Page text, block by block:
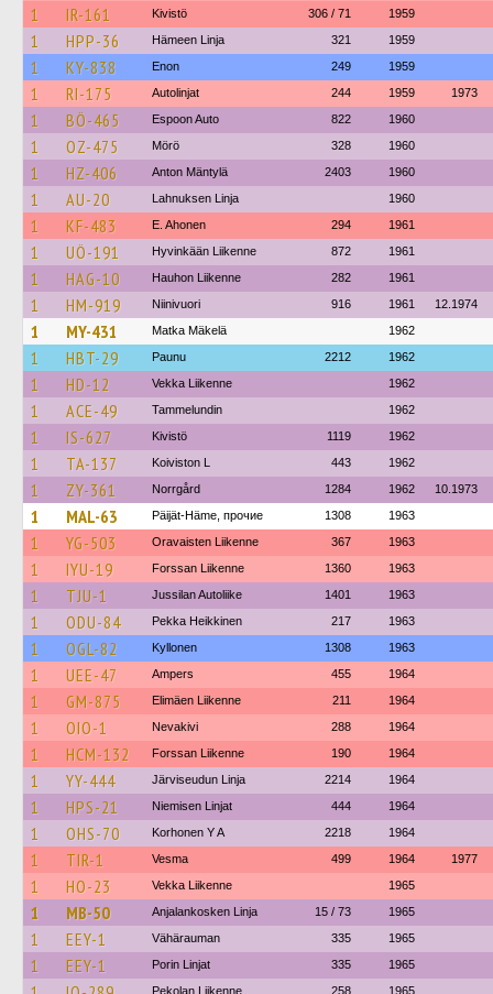
1 IR-161 Kivistö 306 / 71 1959
1 HPP-36 Hämeen Linja 321 1959
1 KY-838 Enon 249 1959
1 RI-175 Autolinjat 244 1959 1973
1 BÖ-465 Espoon Auto 822 1960
1 OZ-475 Mörö 328 1960
1 HZ-406 Anton Mäntylä 2403 1960
1 AU-20 Lahnuksen Linja 1960
1 KF-483 E. Ahonen 294 1961
1 UÖ-191 Hyvinkään Liikenne 872 1961
1 HAG-10 Hauhon Liikenne 282 1961
1 HM-919 Niinivuori 916 1961 12.1974
1 MY-431 Matka Mäkelä 1962
1 HBT-29 Paunu 2212 1962
1 HD-12 Vekka Liikenne 1962
1 ACE-49 Tammelundin 1962
1 IS-627 Kivistö 1119 1962
1 TA-137 Koiviston L 443 1962
1 ZY-361 Norrgård 1284 1962 10.1973
1 MAL-63 Päijät-Häme, прочие 1308 1963
1 YG-503 Oravaisten Liikenne 367 1963
1 IYU-19 Forssan Liikenne 1360 1963
1 TJU-1 Jussilan Autoliike 1401 1963
1 ODU-84 Pekka Heikkinen 217 1963
1 OGL-82 Kyllonen 1308 1963
1 UEE-47 Ampers 455 1964
1 GM-875 Elimäen Liikenne 211 1964
1 OIO-1 Nevakivi 288 1964
1 HCM-132 Forssan Liikenne 190 1964
1 YY-444 Järviseudun Linja 2214 1964
1 HPS-21 Niemisen Linjat 444 1964
1 OHS-70 Korhonen Y A 2218 1964
1 TIR-1 Vesma 499 1964 1977
1 HO-23 Vekka Liikenne 1965
1 MB-50 Anjalankosken Linja 15 / 73 1965
1 EEY-1 Vähärauman 335 1965
1 EEY-1 Porin Linjat 335 1965
Pekolan Liikenne 258 1965